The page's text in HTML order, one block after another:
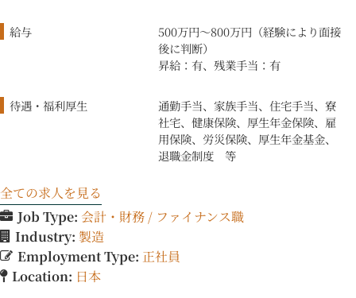
給与
500万円〜800万円（経験により面接
後に判断）
昇給：有、残業手当：有
待遇・福利厚生
通勤手当、家族手当、住宅手当、寮
社宅、健康保険、厚生年金保険、雇
用保険、労災保険、厚生年金基金、
退職金制度 等
全ての求人を見る
Job Type: 会計・財務 / ファイナンス職
Industry: 製造
Employment Type: 正社員
Location: 日本